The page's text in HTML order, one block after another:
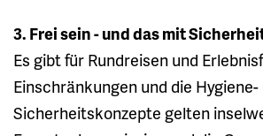
3. Frei sein - und das mit
Es gibt für Rundreisen und
Einschränkungen und die Hygiene-
Sicherheitskonzepte gelten